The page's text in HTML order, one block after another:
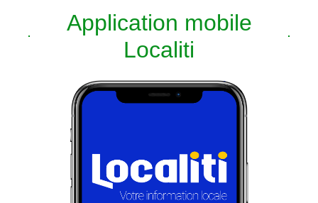
Application mobile
Localiti